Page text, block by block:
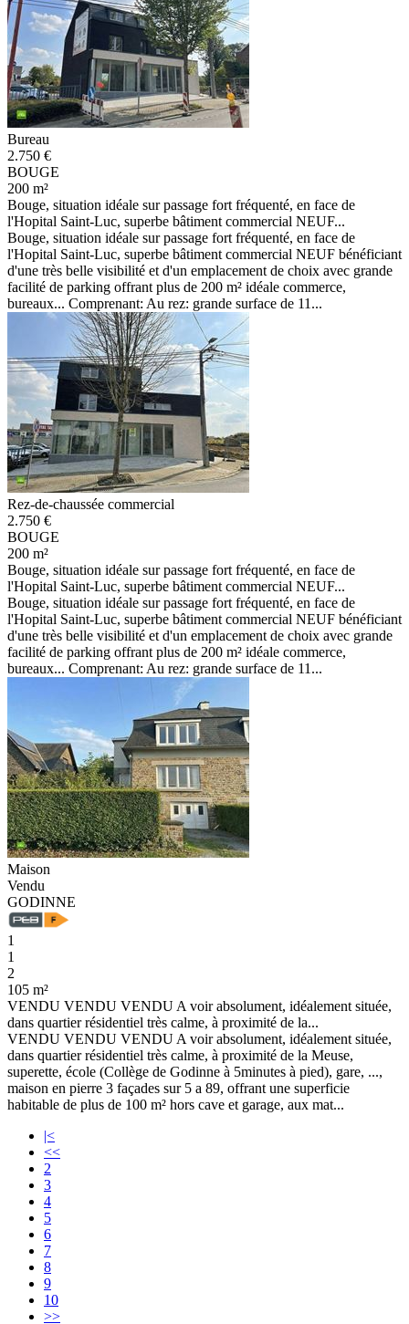
Bureau
2.750 €
BOUGE
200 m²
Bouge, situation idéale sur passage fort fréquenté, en face de
l'Hopital Saint-Luc, superbe bâtiment commercial NEUF...
Bouge, situation idéale sur passage fort fréquenté, en face de
l'Hopital Saint-Luc, superbe bâtiment commercial NEUF bénéficiant
d'une très belle visibilité et d'un emplacement de choix avec grande
facilité de parking offrant plus de 200 m² idéale commerce,
bureaux... Comprenant: Au rez: grande surface de 11...
Rez-de-chaussée commercial
2.750 €
BOUGE
200 m²
Bouge, situation idéale sur passage fort fréquenté, en face de
l'Hopital Saint-Luc, superbe bâtiment commercial NEUF...
Bouge, situation idéale sur passage fort fréquenté, en face de
l'Hopital Saint-Luc, superbe bâtiment commercial NEUF bénéficiant
d'une très belle visibilité et d'un emplacement de choix avec grande
facilité de parking offrant plus de 200 m² idéale commerce,
bureaux... Comprenant: Au rez: grande surface de 11...
Maison
Vendu
GODINNE
1
1
2
105 m²
VENDU VENDU VENDU A voir absolument, idéalement située,
dans quartier résidentiel très calme, à proximité de la...
VENDU VENDU VENDU A voir absolument, idéalement située,
dans quartier résidentiel très calme, à proximité de la Meuse,
superette, école (Collège de Godinne à 5minutes à pied), gare, ...,
maison en pierre 3 façades sur 5 a 89, offrant une superficie
habitable de plus de 100 m² hors cave et garage, aux mat...
|<
<<
2
3
4
5
6
7
8
9
10
>>